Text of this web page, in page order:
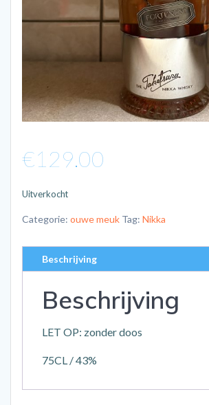
€129.00
Uitverkocht
Categorie: ouwe meuk Tag: Nikka
Beschrijving
Beschrijving
LET OP: zonder doos
75CL / 43%